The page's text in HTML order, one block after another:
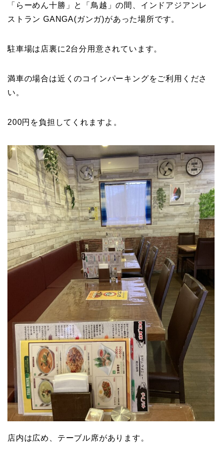
「らーめん十勝」と「鳥越」の間、インドアジアンレ
ストラン GANGA(ガンガ)があった場所です。
駐車場は店裏に2台分用意されています。
満車の場合は近くのコインパーキングをご利用くださ
い。
200円を負担してくれますよ。
店内は広め、テーブル席があります。